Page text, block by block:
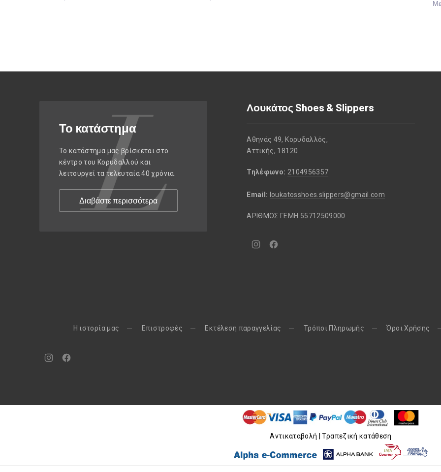
Το κατάστημα
Το κατάστημα μας βρίσκεται στο
κέντρο του Κορυδαλλού και
λειτουργεί τα τελευταία 40 χρόνια.
Διαβάστε περισσότερα
Λουκάτος Shoes & Slippers
Αθηνάς 49, Κορυδαλλός,
Αττικής, 18120
Τηλέφωνο: 2104956357
Email: loukatosshoes.slippers@gmail.com
ΑΡΙΘΜΟΣ ΓΕΜΗ 55712509000
Νέο
Νέο
H ιστορία μας Eπιστροφές Εκτέλεση παραγγελίας Τρόποι Πληρωμής Όροι Χρήσης
Νέο
Νέο
Aντικαταβολή | Τραπεζική κατάθεση